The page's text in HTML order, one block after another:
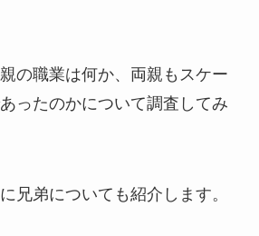
の職業は何か、両親もスケー
ったのかについて調査してみ
兄弟についても紹介します。